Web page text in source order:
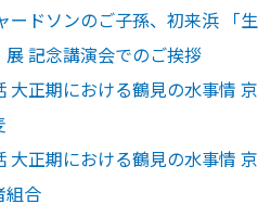
ードソンのご子孫、初来浜 「
展 記念講演会でのご挨拶
大正期における鶴見の水事情
大正期における鶴見の水事情
組合